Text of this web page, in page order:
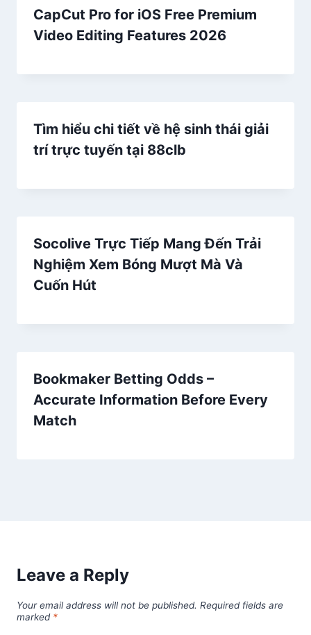
CapCut Pro for iOS Free Premium
Video Editing Features 2026
Tìm hiểu chi tiết về hệ sinh thái giải
trí trực tuyến tại 88clb
Socolive Trực Tiếp Mang Đến Trải
Nghiệm Xem Bóng Mượt Mà Và
Cuốn Hút
Bookmaker Betting Odds –
Accurate Information Before Every
Match
Leave a Reply
Your email address will not be published. Required fields are
marked *